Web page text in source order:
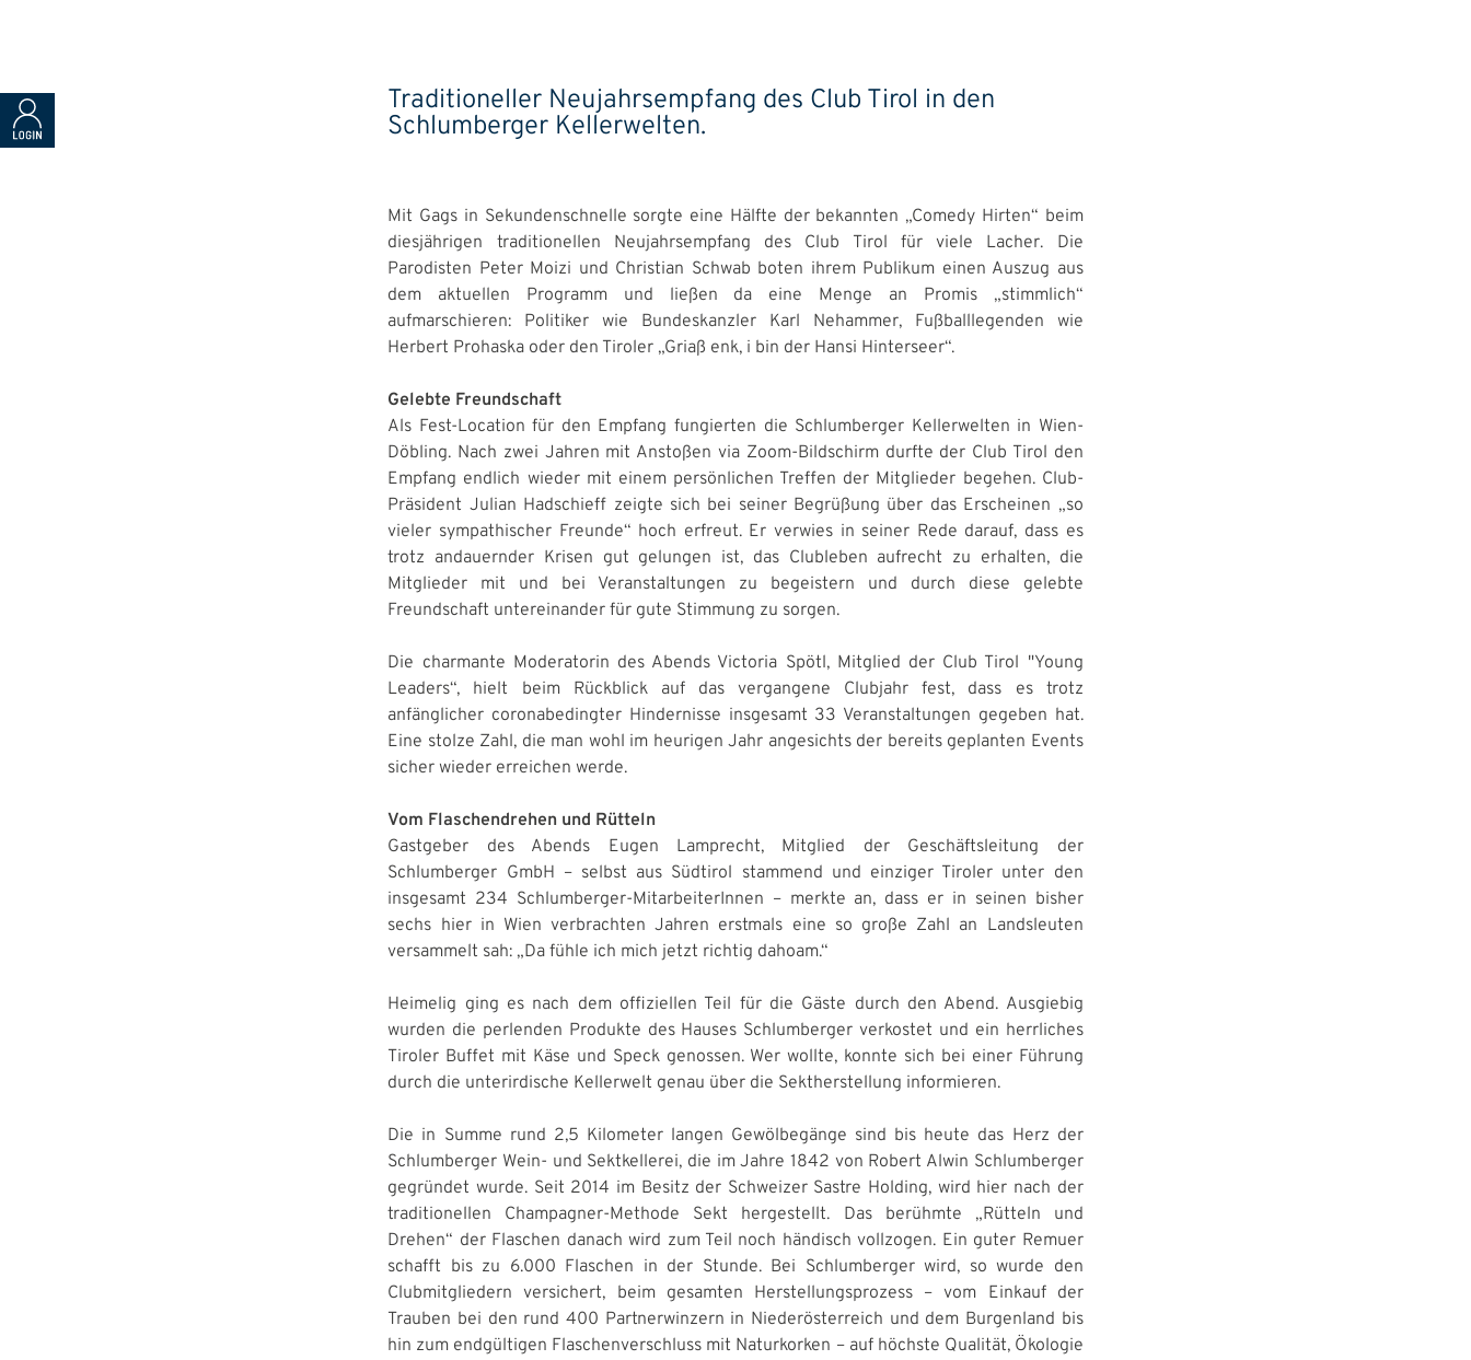
Traditioneller Neujahrsempfang des Club Tirol in den
Schlumberger Kellerwelten.
Mit Gags in Sekundenschnelle sorgte eine Hälfte der bekannten „Comedy Hirten“ beim
diesjährigen traditionellen Neujahrsempfang des Club Tirol für viele Lacher. Die
Parodisten Peter Moizi und Christian Schwab boten ihrem Publikum einen Auszug aus
dem aktuellen Programm und ließen da eine Menge an Promis „stimmlich“
aufmarschieren: Politiker wie Bundeskanzler Karl Nehammer, Fußballlegenden wie
Herbert Prohaska oder den Tiroler „Griaß enk, i bin der Hansi Hinterseer“.
Gelebte Freundschaft
Als Fest-Location für den Empfang fungierten die Schlumberger Kellerwelten in Wien-
Döbling. Nach zwei Jahren mit Anstoßen via Zoom-Bildschirm durfte der Club Tirol den
Empfang endlich wieder mit einem persönlichen Treffen der Mitglieder begehen. Club-
Präsident Julian Hadschieff zeigte sich bei seiner Begrüßung über das Erscheinen „so
vieler sympathischer Freunde“ hoch erfreut. Er verwies in seiner Rede darauf, dass es
trotz andauernder Krisen gut gelungen ist, das Clubleben aufrecht zu erhalten, die
Mitglieder mit und bei Veranstaltungen zu begeistern und durch diese gelebte
Freundschaft untereinander für gute Stimmung zu sorgen.
Die charmante Moderatorin des Abends Victoria Spötl, Mitglied der Club Tirol "Young
Leaders“, hielt beim Rückblick auf das vergangene Clubjahr fest, dass es trotz
anfänglicher coronabedingter Hindernisse insgesamt 33 Veranstaltungen gegeben hat.
Eine stolze Zahl, die man wohl im heurigen Jahr angesichts der bereits geplanten Events
sicher wieder erreichen werde.
Vom Flaschendrehen und Rütteln
Gastgeber des Abends Eugen Lamprecht, Mitglied der Geschäftsleitung der
Schlumberger GmbH – selbst aus Südtirol stammend und einziger Tiroler unter den
insgesamt 234 Schlumberger-MitarbeiterInnen – merkte an, dass er in seinen bisher
sechs hier in Wien verbrachten Jahren erstmals eine so große Zahl an Landsleuten
versammelt sah: „Da fühle ich mich jetzt richtig dahoam.“
Heimelig ging es nach dem offiziellen Teil für die Gäste durch den Abend. Ausgiebig
wurden die perlenden Produkte des Hauses Schlumberger verkostet und ein herrliches
Tiroler Buffet mit Käse und Speck genossen. Wer wollte, konnte sich bei einer Führung
durch die unterirdische Kellerwelt genau über die Sektherstellung informieren.
Die in Summe rund 2,5 Kilometer langen Gewölbegänge sind bis heute das Herz der
Schlumberger Wein- und Sektkellerei, die im Jahre 1842 von Robert Alwin Schlumberger
gegründet wurde. Seit 2014 im Besitz der Schweizer Sastre Holding, wird hier nach der
traditionellen Champagner-Methode Sekt hergestellt. Das berühmte „Rütteln und
Drehen“ der Flaschen danach wird zum Teil noch händisch vollzogen. Ein guter Remuer
schafft bis zu 6.000 Flaschen in der Stunde. Bei Schlumberger wird, so wurde den
Clubmitgliedern versichert, beim gesamten Herstellungsprozess – vom Einkauf der
Trauben bei den rund 400 Partnerwinzern in Niederösterreich und dem Burgenland bis
hin zum endgültigen Flaschenverschluss mit Naturkorken – auf höchste Qualität, Ökologie